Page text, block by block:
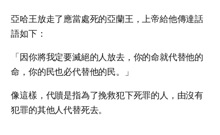
亞哈王放走了應當處死的亞蘭王，上帝給他傳達話
語如下：
「因你將我定要滅絕的人放去，你的命就代替他的
命，你的民也必代替他的民。」
像這樣，代贖是指為了挽救犯下死罪的人，由沒有
犯罪的其他人代替死去。